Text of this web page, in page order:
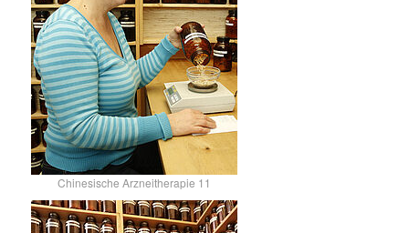
Chinesische Arzneitherapie 11